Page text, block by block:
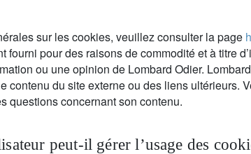
sur les cookies, veuillez consulter la page
fourni pour des raisons de commodité et à titre
ou une opinion de Lombard Odier.
contenu du site externe ou des liens ultérieurs.
questions concernant son contenu.
peut-il gérer l’usage des